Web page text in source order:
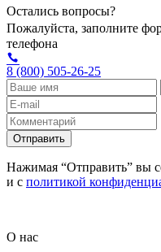
Остались вопросы?
Пожалуйста, заполните
телефона
8 (800) 505-26-25
Отправить
Нажимая “Отправить” вы
и с политикой
О нас